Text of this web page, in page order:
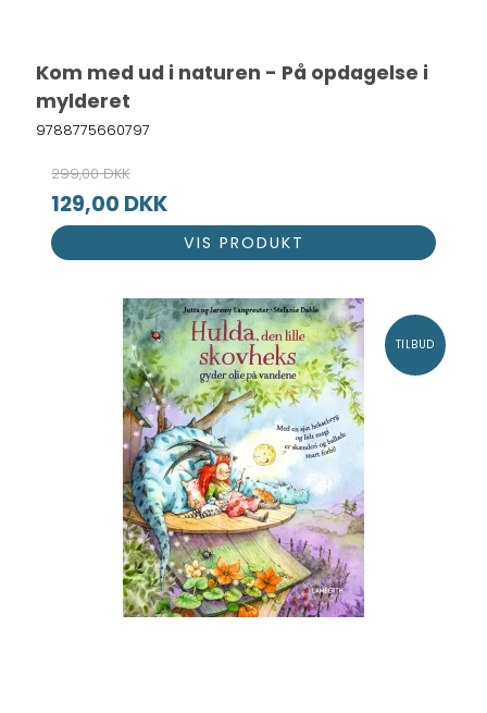
Kom med ud i naturen - På opdagelse i
mylderet
9788775660797
299,00 DKK
129,00 DKK
VIS PRODUKT
TILBUD